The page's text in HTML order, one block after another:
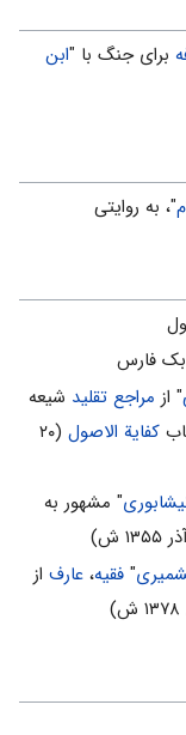
برای جنگ با "ابن
"، به روایتی
" از مراجع تقلید شیعه
کفایة الاصول (۲۰
" مشهور به
" فقیه، عارفاز